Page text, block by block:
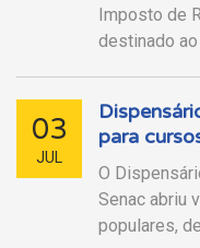
Imposto de
destinado ao
03
JUL
para
O
Senac abriu
populares,